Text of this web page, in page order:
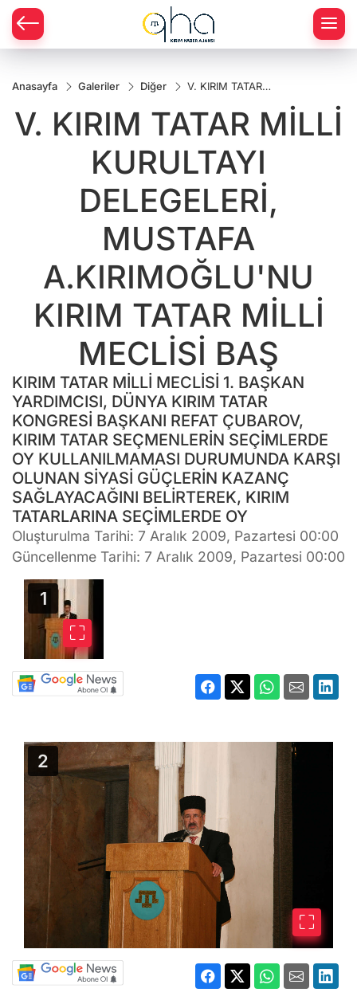
Anasayfa Galeriler Diğer
V. KIRIM TATAR
DELEGELERİ,
MUSTAFA
A.KIRIMOĞLU'NU
KIRIM TATAR
MİLLİ MECLİSİ
BAŞ
V. KIRIM TATAR MİLLİ
KURULTAYI
DELEGELERİ,
MUSTAFA
A.KIRIMOĞLU'NU
KIRIM TATAR MİLLİ
MECLİSİ BAŞ
KIRIM TATAR MİLLİ MECLİSİ 1. BAŞKAN
YARDIMCISI, DÜNYA KIRIM TATAR
KONGRESİ BAŞKANI REFAT ÇUBAROV,
KIRIM TATAR SEÇMENLERİN SEÇİMLERDE
OY KULLANILMAMASI DURUMUNDA KARŞI
OLUNAN SİYASİ GÜÇLERİN KAZANÇ
SAĞLAYACAĞINI BELİRTEREK, KIRIM
TATARLARINA SEÇİMLERDE OY
Oluşturulma Tarihi: 7 Aralık 2009, Pazartesi 00:00
Güncellenme Tarihi: 7 Aralık 2009, Pazartesi 00:00